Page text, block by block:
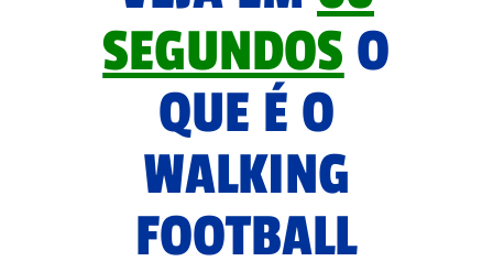
SEGUNDOS O
QUE É O
WALKING
FOOTBALL